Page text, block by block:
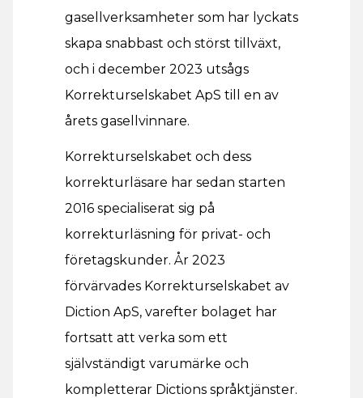
gasellverksamheter som har lyckats
skapa snabbast och störst tillväxt,
och i december 2023 utsågs
Korrekturselskabet ApS till en av
årets gasellvinnare.
Korrekturselskabet och dess
korrekturläsare har sedan starten
2016 specialiserat sig på
korrekturläsning för privat- och
företagskunder. År 2023
förvärvades Korrekturselskabet av
Diction ApS, varefter bolaget har
fortsatt att verka som ett
självständigt varumärke och
kompletterar Dictions språktjänster.